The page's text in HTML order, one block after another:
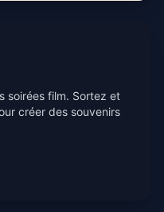
soirées film. Sortez et
créer des souvenirs